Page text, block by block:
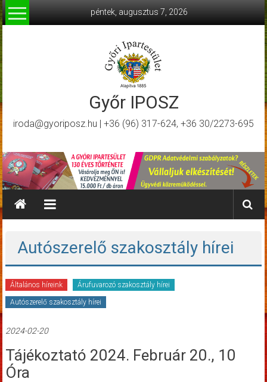
Skip
to
content
péntek, augusztus 7, 2026
Győr IPOSZ
iroda@gyoriposz.hu | +36 (96) 317-624, +36 30/2273-695
Autószerelő szakosztály hírei
Általános híreink Árufuvarozó szakosztály hírei
Autószerelő szakosztály hírei
2024-02-20
Tájékoztató 2024. Február 20., 10
Óra